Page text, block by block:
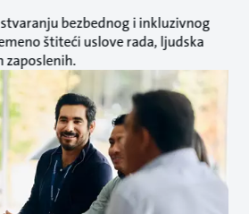
bezbednog i inkluzivnog
štiteći uslove rada, ljudska
zaposlenih.